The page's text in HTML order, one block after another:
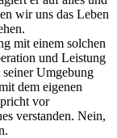
wir uns das Leben
mit einem solchen
und Leistung
Umgebung
dem eigenen
vor
verstanden. Nein,